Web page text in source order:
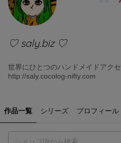
♡ saly.biz ♡
世界にひとつのハンドメイドアク
http://saly.cocolog-nifty.com
作品一覧 シリーズ プロフィール